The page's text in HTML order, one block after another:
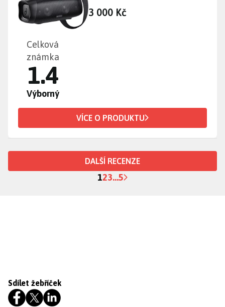
3 000 Kč
Celková
známka
1.4
Výborný
VÍCE O PRODUKTU
DALŠÍ RECENZE
123...5
Sdílet žebříček